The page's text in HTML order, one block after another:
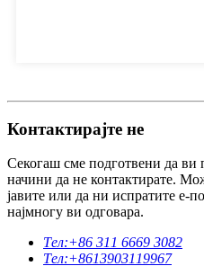
Контактирајте не
Секогаш сме подготвени да ви
начини да не контактирате.
јавите или да ни испратите е-
најмногу ви одговара.
Тел:+86 311 6669 3082
Тел:+8613903119967